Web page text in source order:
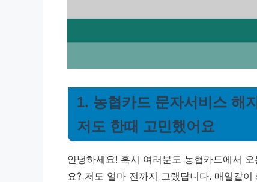
1. 농협카드 문자서비스 해
저도 한때 고민했어요
안녕하세요! 혹시 여러분도 농협카드에서
요? 저도 얼마 전까지 그랬답니다. 매일같